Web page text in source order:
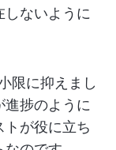
ないように
限に抑えまし
進捗のように
が役に立ち